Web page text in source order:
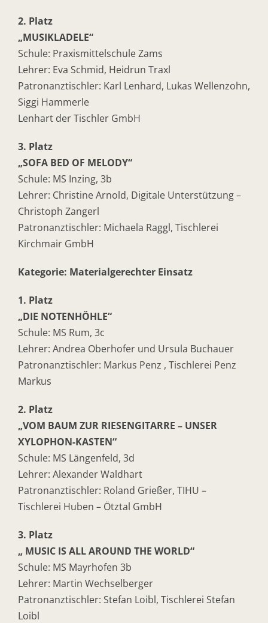
2. Platz
„MUSIKLADELE“
Schule: Praxismittelschule Zams
Lehrer: Eva Schmid, Heidrun Traxl
Patronanztischler: Karl Lenhard, Lukas Wellenzohn,
Siggi Hammerle
Lenhart der Tischler GmbH
3. Platz
„SOFA BED OF MELODY“
Schule: MS Inzing, 3b
Lehrer: Christine Arnold, Digitale Unterstützung –
Christoph Zangerl
Patronanztischler: Michaela Raggl, Tischlerei
Kirchmair GmbH
Kategorie: Materialgerechter Einsatz
1. Platz
„DIE NOTENHÖHLE“
Schule: MS Rum, 3c
Lehrer: Andrea Oberhofer und Ursula Buchauer
Patronanztischler: Markus Penz , Tischlerei Penz
Markus
2. Platz
„VOM BAUM ZUR RIESENGITARRE – UNSER
XYLOPHON-KASTEN“
Schule: MS Längenfeld, 3d
Lehrer: Alexander Waldhart
Patronanztischler: Roland Grießer, TIHU –
Tischlerei Huben – Ötztal GmbH
3. Platz
„ MUSIC IS ALL AROUND THE WORLD“
Schule: MS Mayrhofen 3b
Lehrer: Martin Wechselberger
Patronanztischler: Stefan Loibl, Tischlerei Stefan
Loibl